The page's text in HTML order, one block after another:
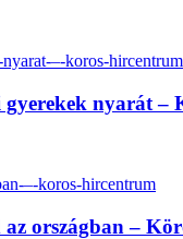
gyerekek nyarát
országban –